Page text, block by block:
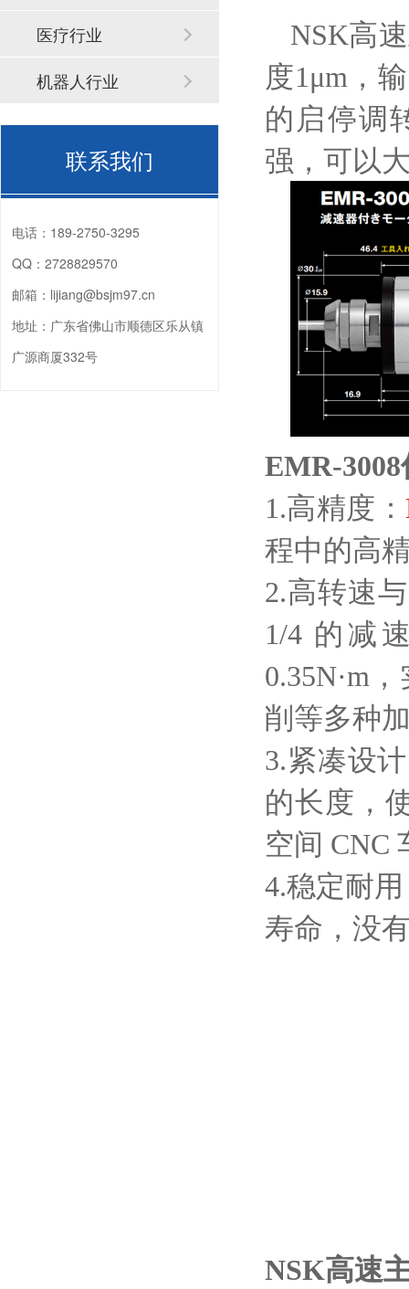
NSK高
度1μm，
的启停调
强，可以
EMR-
1.高精度：
程中的高
2.高转速
1/4 的减
0.35N·m
削等多种
3.紧凑设
的长度，
空间 CNC
4.稳定耐
寿命，没
NSK高速
医疗行业
机器人行业
联系我们
电话： 189-2750-3295
QQ： 2728829570
邮箱： lijiang@bsjm97.cn
地址： 广东省佛山市顺德区乐从镇
广源商厦332号